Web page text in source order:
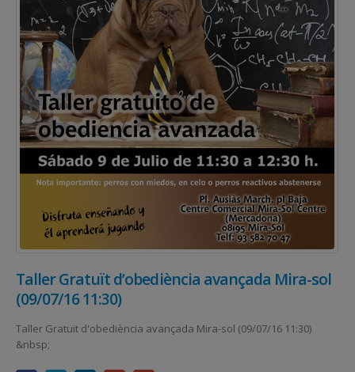
Taller Gratuït d’obediència avançada Mira-sol
(09/07/16 11:30)
Taller Gratuït d'obediència avançada Mira-sol (09/07/16 11:30)
&nbsp;